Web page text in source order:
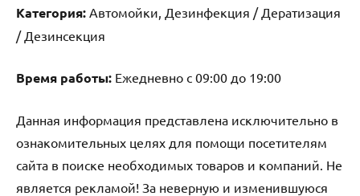
Категория: Автомойки, Дезинфекция / Дератизация
/ Дезинсекция
Время работы: Ежедневно с 09:00 до 19:00
Данная информация представлена исключительно в
ознакомительных целях для помощи посетителям
сайта в поиске необходимых товаров и компаний. Не
является рекламой! За неверную и изменившуюся